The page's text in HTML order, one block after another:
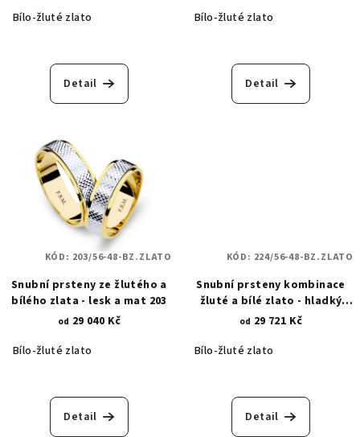
Bílo-žluté zlato
Detail
Bílo-žluté zlato
Detail
Snubní prsteny ze žlutého a
bílého zlata - lesk a mat 203
od 29 040 Kč
Bílo-žluté zlato
Detail
KÓD: 203/56-48-BZ.ZLATO
Snubní prsteny kombinace
žluté a bílé zlato - hladký
od 29 721 Kč
Bílo-žluté zlato
Detail
KÓD: 224/56-48-BZ.ZLATO